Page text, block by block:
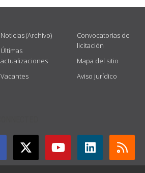
Noticias (Archivo)
Últimas
actualizaciones
Vacantes
Convocatorias de
licitación
Mapa del sitio
Aviso jurídico